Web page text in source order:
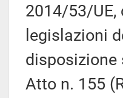
2014/53/UE,
legislazioni
disposizione
Atto n. 155